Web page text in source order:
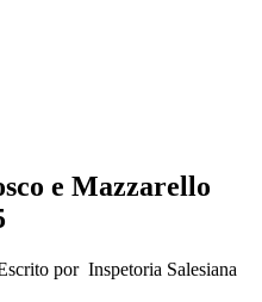
e Mazzarello
por Inspetoria Salesiana